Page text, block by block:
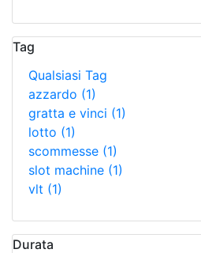
Tag
Qualsiasi Tag
azzardo (1)
gratta e vinci (1)
lotto (1)
scommesse (1)
slot machine (1)
vlt (1)
Durata